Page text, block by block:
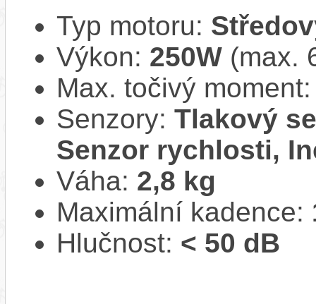
Typ motoru:
Výkon: 250W (max.
Max. točivý
Senzory: Tlakový
Senzor rychlosti,
Váha: 2,8 kg
Maximální kadence:
Hlučnost: < 50 dB